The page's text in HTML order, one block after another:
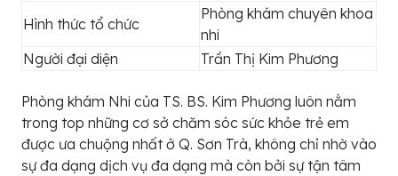
Hình thức tổ chức
Phòng khám chuyên khoa
nhi
Người đại diện
Trần Thị Kim Phương
Phòng khám Nhi của TS. BS. Kim Phương luôn nằm
trong top những cơ sở chăm sóc sức khỏe trẻ em
được ưa chuộng nhất ở Q. Sơn Trà, không chỉ nhờ vào
sự đa dạng dịch vụ đa dạng mà còn bởi sự tận tâm